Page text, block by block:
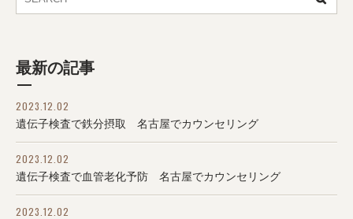
最新の記事
2023.12.02
遺伝子検査で鉄分摂取 名古屋でカウンセリング
2023.12.02
遺伝子検査で血管老化予防 名古屋でカウンセリング
2023.12.02